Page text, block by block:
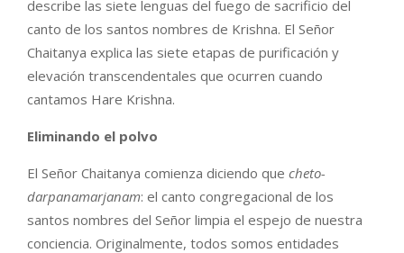
describe las siete lenguas del fuego de sacrificio del
canto de los santos nombres de Krishna. El Señor
Chaitanya explica las siete etapas de purificación y
elevación transcendentales que ocurren cuando
cantamos Hare Krishna.
Eliminando el polvo
El Señor Chaitanya comienza diciendo que cheto-
darpanamarjanam: el canto congregacional de los
santos nombres del Señor limpia el espejo de nuestra
conciencia. Originalmente, todos somos entidades